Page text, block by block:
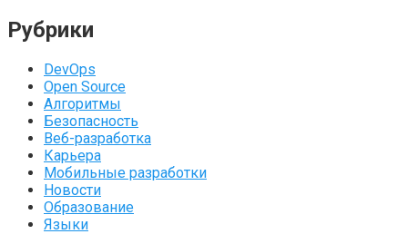
Рубрики
DevOps
Open Source
Алгоритмы
Безопасность
Веб-разработка
Карьера
Мобильные разработки
Новости
Образование
Языки